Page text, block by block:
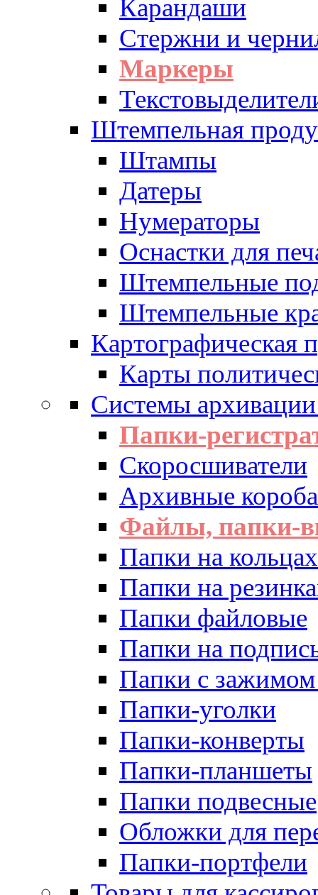
Карандаши
Стержни и
Маркеры
Штемпельная
Штампы
Датеры
Нумераторы
Оснастки для
Штемпельные
Штемпельные
Картографическая
Карты
Системы
Папки-
Скоросшиватели
Архивные
Файлы, папки-
Папки на кольцах
Папки на
Папки файловые
Папки на
Папки с
Папки-уголки
Папки-конверты
Папки-планшеты
Папки подвесные
Обложки для
Папки-портфели